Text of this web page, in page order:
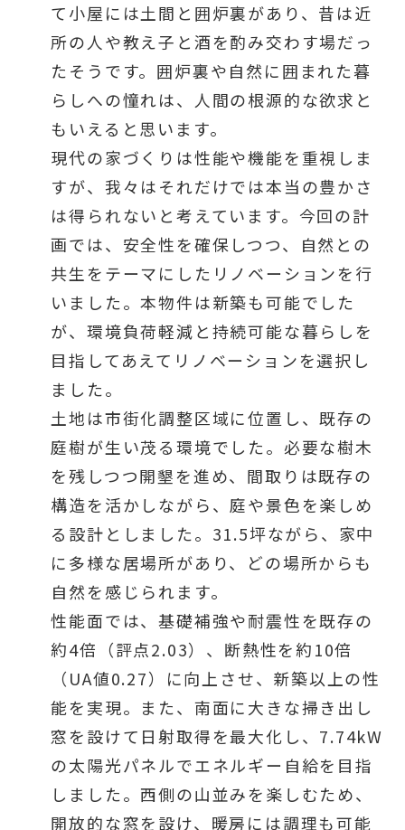
て小屋には土間と囲炉裏があり、昔は近
所の人や教え子と酒を酌み交わす場だっ
たそうです。囲炉裏や自然に囲まれた暮
らしへの憧れは、人間の根源的な欲求と
もいえると思います。
現代の家づくりは性能や機能を重視しま
すが、我々はそれだけでは本当の豊かさ
は得られないと考えています。今回の計
画では、安全性を確保しつつ、自然との
共生をテーマにしたリノベーションを行
いました。本物件は新築も可能でした
が、環境負荷軽減と持続可能な暮らしを
目指してあえてリノベーションを選択し
ました。
土地は市街化調整区域に位置し、既存の
庭樹が生い茂る環境でした。必要な樹木
を残しつつ開墾を進め、間取りは既存の
構造を活かしながら、庭や景色を楽しめ
る設計としました。31.5坪ながら、家中
に多様な居場所があり、どの場所からも
自然を感じられます。
性能面では、基礎補強や耐震性を既存の
約4倍（評点2.03）、断熱性を約10倍
（UA値0.27）に向上させ、新築以上の性
能を実現。また、南面に大きな掃き出し
窓を設けて日射取得を最大化し、7.74kW
の太陽光パネルでエネルギー自給を目指
しました。西側の山並みを楽しむため、
開放的な窓を設け、暖房には調理も可能